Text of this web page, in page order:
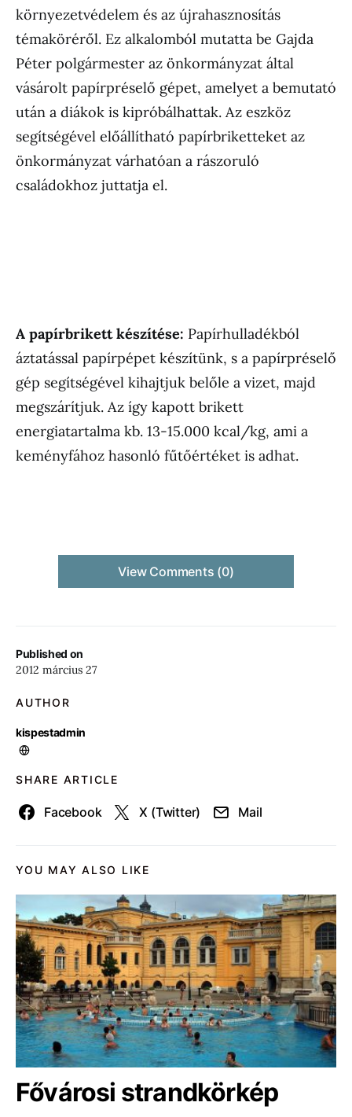
Published on
2012 március 27
AUTHOR
kispestadmin
SHARE ARTICLE
Facebook X (Twitter) Mail
környezetvédelem és az újrahasznosítás
témaköréről. Ez alkalomból mutatta be Gajda
Péter polgármester az önkormányzat által
vásárolt papírpréselő gépet, amelyet a bemutató
után a diákok is kipróbálhattak. Az eszköz
segítségével előállítható papírbriketteket az
önkormányzat várhatóan a rászoruló
családokhoz juttatja el.
A papírbrikett készítése: Papírhulladékból
áztatással papírpépet készítünk, s a papírpréselő
gép segítségével kihajtjuk belőle a vizet, majd
megszárítjuk. Az így kapott brikett
energiatartalma kb. 13-15.000 kcal/kg, ami a
keményfához hasonló fűtőértéket is adhat.
View Comments (0)
YOU MAY ALSO LIKE
Fővárosi strandkörkép